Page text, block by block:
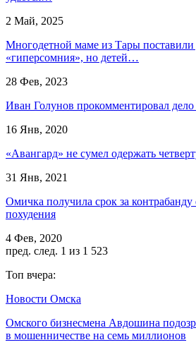
2 Май, 2025
Многодетной маме из Тары поставили
«гиперсомния», но детей…
28 Фев, 2023
Иван Голунов прокомментировал дело
16 Янв, 2020
«Авангард» не сумел одержать
31 Янв, 2021
Омичка получила срок за контрабанду
похудения
4 Фев, 2020
пред. след. 1 из 1 523
Топ вчера:
Новости Омска
Омского бизнесмена Авдошина
в мошенничестве на семь миллионов